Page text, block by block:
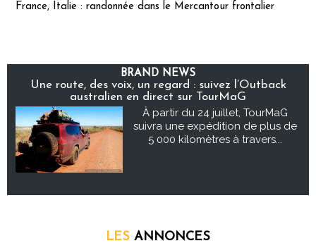
France, Italie : randonnée dans le Mercantour frontalier
BRAND NEWS
Une route, des voix, un regard : suivez l’Outback
australien en direct sur TourMaG
À partir du 24 juillet, TourMaG
suivra une expédition de plus de
5 000 kilomètres à travers...
LES ANNONCES